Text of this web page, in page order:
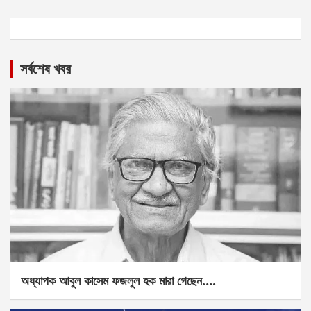
সর্বশেষ খবর
অধ্যাপক আবুল কাসেম ফজলুল হক মারা গেছেন….